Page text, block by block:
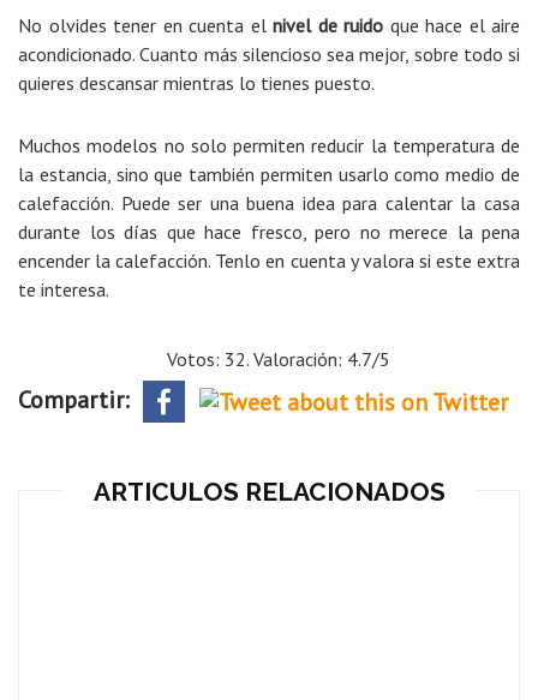
No olvides tener en cuenta el nivel de ruido que hace el aire
acondicionado. Cuanto más silencioso sea mejor, sobre todo si
quieres descansar mientras lo tienes puesto.
Muchos modelos no solo permiten reducir la temperatura de
la estancia, sino que también permiten usarlo como medio de
calefacción. Puede ser una buena idea para calentar la casa
durante los días que hace fresco, pero no merece la pena
encender la calefacción. Tenlo en cuenta y valora si este extra
te interesa.
Votos: 32. Valoración: 4.7/5
Compartir:
ARTICULOS RELACIONADOS